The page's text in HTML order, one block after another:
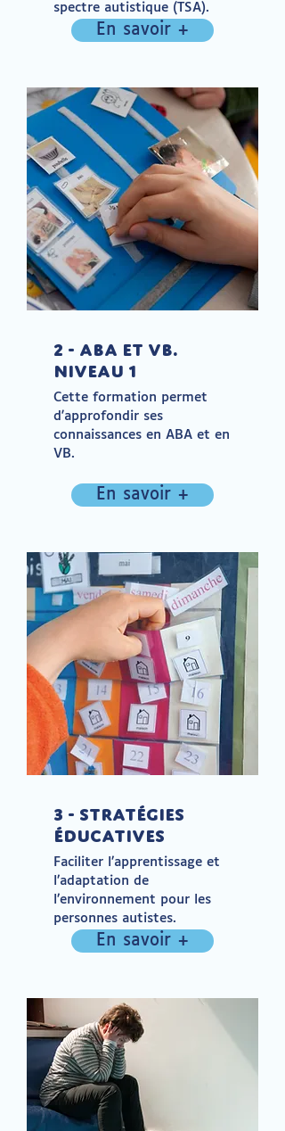
spectre autistique (TSA).
En savoir +
2 - ABA et VB.
Niveau 1
Cette formation permet
d'approfondir ses
connaissances en ABA et en
VB.
En savoir +
3 - Stratégies
éducatives
Faciliter l’apprentissage et
l’adaptation de
l’environnement pour les
personnes autistes.
En savoir +